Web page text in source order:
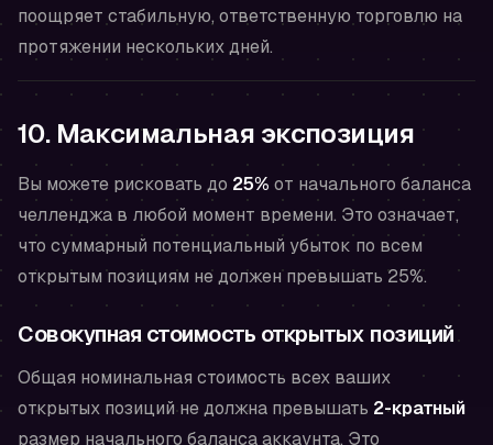
поощряет стабильную, ответственную торговлю на
протяжении нескольких дней.
10. Максимальная экспозиция
Вы можете рисковать до 25% от начального баланса
челленджа в любой момент времени. Это означает,
что суммарный потенциальный убыток по всем
открытым позициям не должен превышать 25%.
Совокупная стоимость открытых позиций
Общая номинальная стоимость всех ваших
открытых позиций не должна превышать 2-кратный
размер начального баланса аккаунта. Это